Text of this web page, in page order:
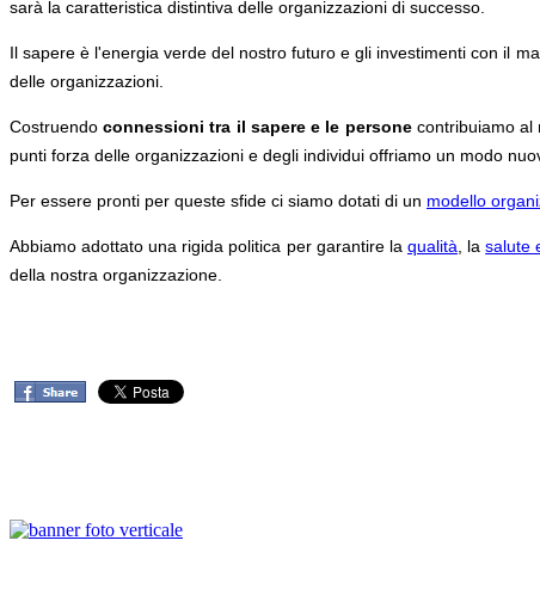
sarà la caratteristica distintiva delle organizzazioni di successo.
Il sapere è l'energia verde del nostro futuro e gli investimenti con il
delle organizzazioni.
Costruendoconnessioni tra il sapere e le personecontribuiamo al
punti forza delle organizzazioni e degli individui offriamo un modo
Per essere pronti per queste sfide ci siamo dotati di un modello
Abbiamo adottato una rigida politica per garantire la qualità , lasalute
della nostra organizzazione.